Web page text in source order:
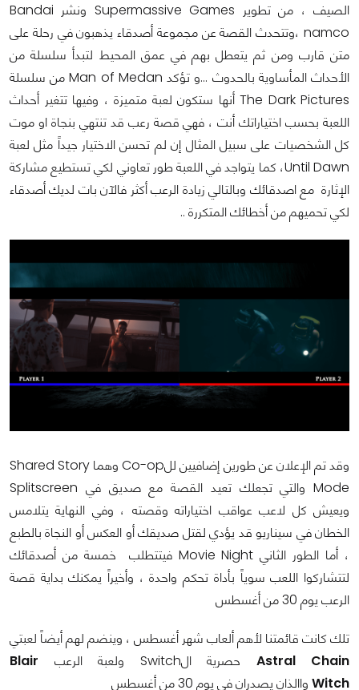
الصيف ، من تطوير Supermassive Games ونشر Bandai
namco ،وتتحدث القصة عن مجموعة أصدقاء يذهبون في رحلة على
متن قارب ومن ثم يتعطل بهم في عمق المحيط لتبدأ سلسلة من
الأحداث المأساوية بالحدوث ...و تؤكد Man of Medan من سلسلة
The Dark Pictures أنها ستكون لعبة متميزة ، وفيها تتغير أحداث
اللعبة بحسب اختياراتك أنت ، فهي قصة رعب قد تنتهي بنجاة او موت
كل الشخصيات على سبيل المثال إن لم تحسن الاختيار جيداً مثل لعبة
Until Dawn، كما يتواجد في اللعبة طور تعاوني لكي تستطيع مشاركة
الإثارة مع اصدقائك وبالتالي زيادة الرعب أكثر فالآن بات لديك أصدقاء
لكي تحميهم من أخطائك المتكررة ..
وقد تم الإعلان عن طورين إضافيين للCo-op وهما Shared Story
Mode والتي تجعلك تعيد القصة مع صديق في Splitscreen
ويعيش كل لاعب عواقب اختياراته وقصته ، وفي النهاية يتلامس
الخطان في سيناريو قد يؤدي لقتل صديقك أو العكس أو النجاة بالطبع
، أما الطور الثاني Movie Night فيتتطلب خمسة من أصدقائك
لتتشاركوا اللعب سوياً بأداة تحكم واحدة ، وأخيراً يمكنك بداية قصة
الرعب يوم 30 من أغسطس
تلك كانت قائمتنا لأهم ألعاب شهر أغسطس ، وينضم لهم أيضاً لعبتي
Astral Chain حصرية الSwitch ولعبة الرعب
Blair
Witch واالذان يصدران في يوم 30 من أغسطس